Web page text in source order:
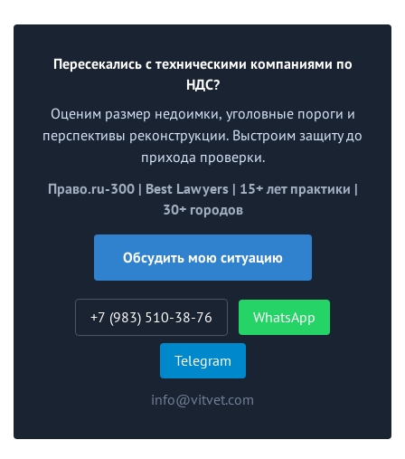
Пересекались с техническими компаниями по
НДС?
Оценим размер недоимки, уголовные пороги и
перспективы реконструкции. Выстроим защиту до
прихода проверки.
Право.ru-300 | Best Lawyers | 15+ лет практики |
30+ городов
Обсудить мою ситуацию
+7 (983) 510-38-76 WhatsApp
Telegram
info@vitvet.com